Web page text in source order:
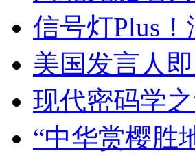
信号灯Plus
美国发言人
现代密码学
“中华赏樱胜